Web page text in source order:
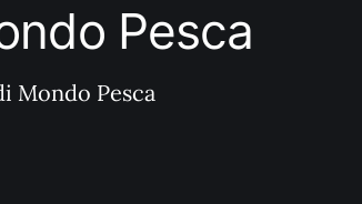
Pesca
Mondo Pesca